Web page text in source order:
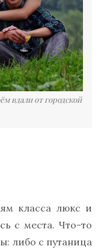
вдали от городской
класса люкс и
с места. Что-то
либо с путаница